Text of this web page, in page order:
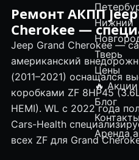
Нижний
Тверь
Цены
🔥 Акции
Блог
Контакты
Аренда
Ремонт АКПП
Cherokee —
Jeep Grand Cherokee —
американский
(2011–2021) оснащался
коробками ZF 8HP45
HEMI). WL с 2022 года
Cars-Health
всех ZF для Grand